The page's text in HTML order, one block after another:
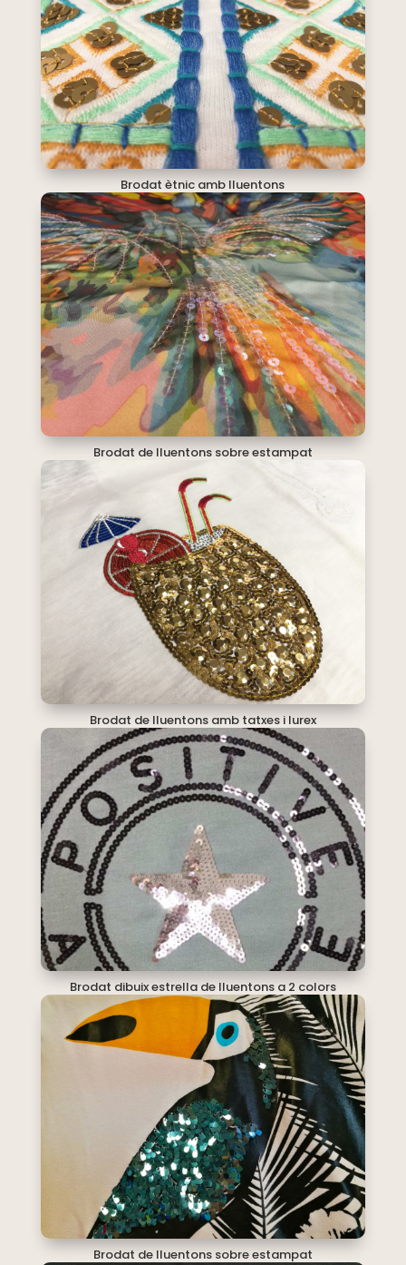
Brodat ètnic amb lluentons
Brodat de lluentons sobre estampat
Brodat de lluentons amb tatxes i lurex
Brodat dibuix estrella de lluentons a 2 colors
Brodat de lluentons sobre estampat